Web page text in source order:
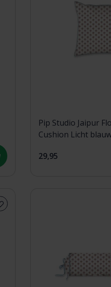
Pip Studio Jaipur
Cushion Licht
29,95